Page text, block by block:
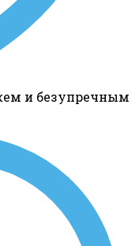
и безупречным